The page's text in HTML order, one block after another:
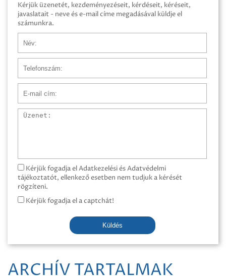
Kérjük üzenetét, kezdeményezéseit, kérdéseit, kéréseit,
javaslatait - neve és e-mail címe megadásával küldje el
számunkra.
Üzenet
Kérjük fogadja el Adatkezelési és Adatvédelmi
tájékoztatót, ellenkező esetben nem tudjuk a kérését
rögzíteni.
Kérjük fogadja el a captchát!
Küldés
ARCHÍV TARTALMAK